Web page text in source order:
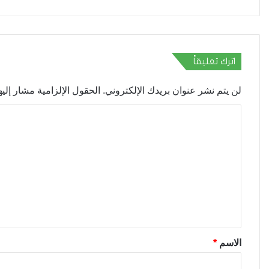
اترك تعليقاً
لن يتم نشر عنوان بريدك الإلكتروني. الحقول الإلزامية مشار
*الاسم *